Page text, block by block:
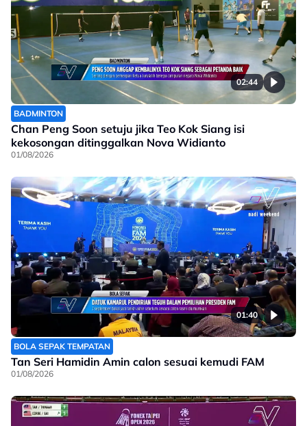
02:44
BADMINTON
Chan Peng Soon setuju jika Teo Kok Siang isi
kekosongan ditinggalkan Nova Widianto
01/08/2026
01:40
BOLA SEPAK TEMPATAN
Tan Seri Hamidin Amin calon sesuai kemudi FAM
01/08/2026